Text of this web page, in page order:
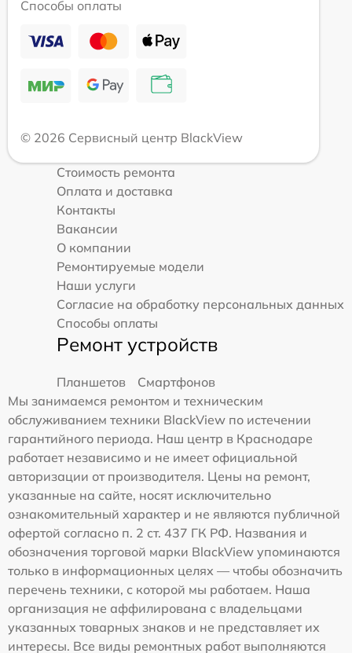
Способы оплаты
© 2026 Сервисный центр BlackView
Стоимость ремонта
Оплата и доставка
Контакты
Вакансии
О компании
Ремонтируемые модели
Наши услуги
Согласие на обработку персональных данных
Способы оплаты
Ремонт устройств
Планшетов
Смартфонов
Мы занимаемся ремонтом и техническим
обслуживанием техники BlackView по истечении
гарантийного периода. Наш центр в Краснодаре
работает независимо и не имеет официальной
авторизации от производителя. Цены на ремонт,
указанные на сайте, носят исключительно
ознакомительный характер и не являются публичной
офертой согласно п. 2 ст. 437 ГК РФ. Названия и
обозначения торговой марки BlackView упоминаются
только в информационных целях — чтобы обозначить
перечень техники, с которой мы работаем. Наша
организация не аффилирована с владельцами
указанных товарных знаков и не представляет их
интересы. Все виды ремонтных работ выполняются